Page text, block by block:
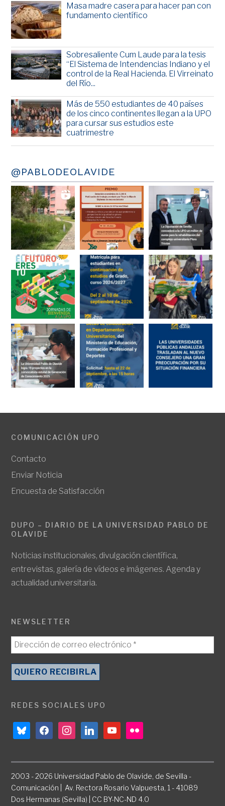
Masa madre casera para hacer pan con
fundamento científico
Sobresaliente Cum Laude para la tesis
“El Sistema de Intendencias Indiano y el
control de la Real Hacienda. El Virreinato
del Río...
Más de 550 estudiantes de 40 países
de los cinco continentes llegan a la UPO
para cursar sus estudios este
cuatrimestre
@PABLODEOLAVIDE
COMUNICACIÓN UPO
Contacto
Enviar Noticia
Encuesta de Satisfacción
DUPO – DIARIO DE LA UNIVERSIDAD PABLO DE
OLAVIDE
Noticias institucionales, divulgación científica,
entrevistas, galería de vídeos e imágenes. Agenda y
actualidad universitaria.
NEWSLETTER
REDES SOCIALES UPO
blueskyfacebookinstagramlinkedinyoutubeflickr
2003 - 2026 Universidad Pablo de Olavide, de Sevilla -
Comunicación | Av. Rectora Rosario Valpuesta, 1 - 41089
Dos Hermanas (Sevilla) | CC BY-NC-ND 4.0